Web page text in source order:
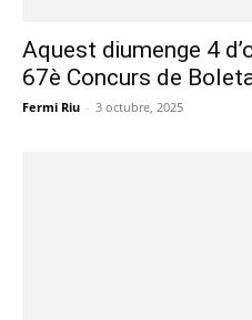
Aquest diumenge 4
67è Concurs de
Fermi Riu - 3 octubre, 2025